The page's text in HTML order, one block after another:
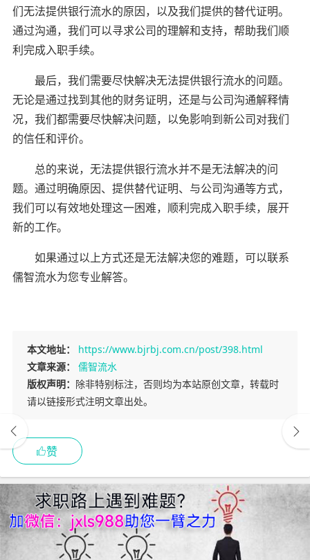
们无法提供银行流水的原因，以及我们提供的替代证明。
通过沟通，我们可以寻求公司的理解和支持，帮助我们顺
利完成入职手续。
最后，我们需要尽快解决无法提供银行流水的问题。
无论是通过找到其他的财务证明，还是与公司沟通解释情
况，我们都需要尽快解决问题，以免影响到新公司对我们
的信任和评价。
总的来说，无法提供银行流水并不是无法解决的问
题。通过明确原因、提供替代证明、与公司沟通等方式，
我们可以有效地处理这一困难，顺利完成入职手续，展开
新的工作。
如果通过以上方式还是无法解决您的难题，可以联系
儒智流水为您专业解答。
本文地址：
https://www.bjrbj.com.cn/post/398.html
文章来源：
儒智流水
版权声明： 除非特别标注，否则均为本站原创文章，转载时
请以链接形式注明文章出处。
赞